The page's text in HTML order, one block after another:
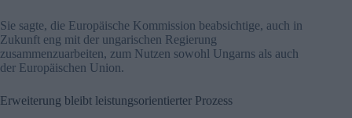
Sie sagte, die Europäische Kommission beabsichtige, auch in
Zukunft eng mit der ungarischen Regierung
zusammenzuarbeiten, zum Nutzen sowohl Ungarns als auch
der Europäischen Union.
Erweiterung bleibt leistungsorientierter Prozess